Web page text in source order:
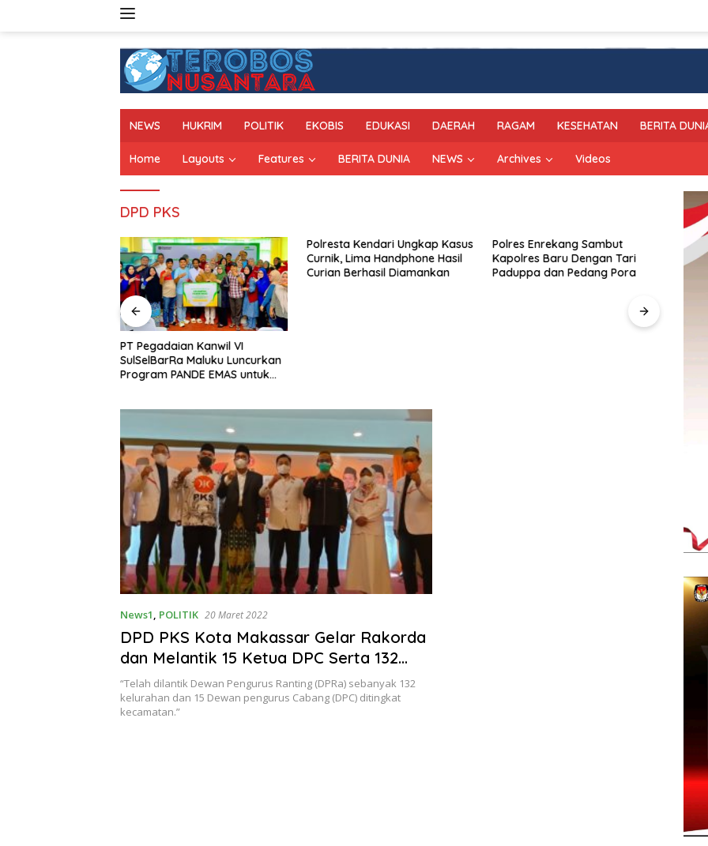
NEWS HUKRIM POLITIK EKOBIS EDUKASI DAERAH RAGAM KESEHATAN BERITA
Home Layouts Features BERITA DUNIA NEWS Archives Videos
DPD PKS
PT Pegadaian Kanwil VI
SulSelBarRa Maluku Luncurkan
Program PANDE EMAS untuk
Polresta Kendari Ungkap Kasus
Curnik, Lima Handphone Hasil
Curian Berhasil Diamankan
Polres Enrekang Sambut
Kapolres Baru Dengan Tari
Paduppa dan Pedang Pora
News1, POLITIK 20 Maret 2022
DPD PKS Kota Makassar Gelar Rakorda
dan Melantik 15 Ketua DPC Serta 132
DPRa
“Telah dilantik Dewan Pengurus Ranting (DPRa) sebanyak 132
kelurahan dan 15 Dewan pengurus Cabang (DPC) ditingkat
kecamatan.”